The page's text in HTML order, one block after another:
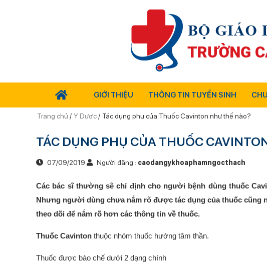
GIỚI THIỆU THÔNG TIN TUYỂN SINH
Trang chủ / Y Dược/ Tác dụng phụ của Thuốc Cavinton như thế nào?
TÁC DỤNG PHỤ CỦA THUỐC
07/09/2019 Người đăng : caodangykhoaphamngocthach
Các bác sĩ thường sẽ chỉ định cho người bệnh dùng thuốc
Nhưng người dùng chưa nắm rõ được tác dụng của thuốc cũng
theo dõi để nắm rõ hơn các thông tin về thuốc.
Thuốc Cavinton thuộc nhóm thuốc hướng tâm thần.
Thuốc được bào chế dưới 2 dạng chính